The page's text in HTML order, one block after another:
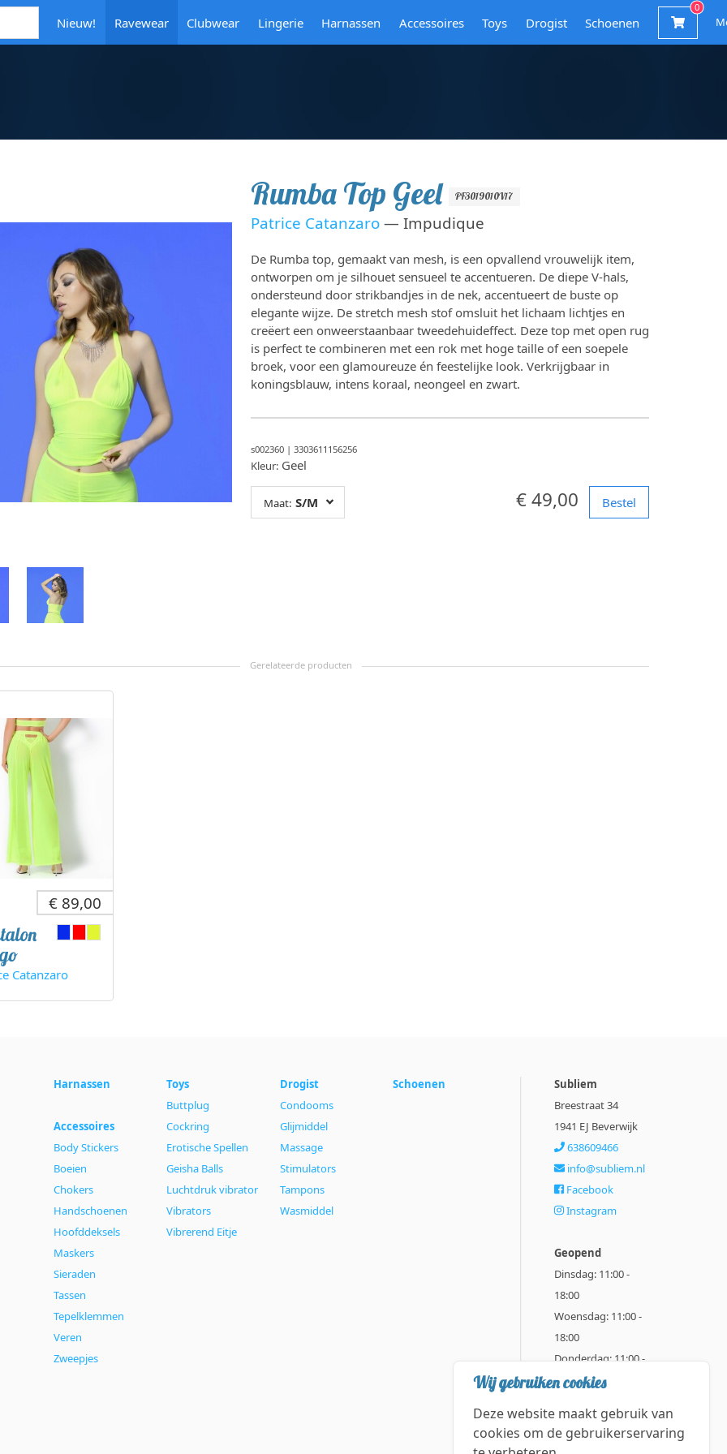
Nieuw! Ravewear Clubwear Lingerie Harnassen Accessoires Toys Drogist Schoenen
Rumba Top Geel PF3019010V17
Patrice Catanzaro— Impudique
De Rumba top, gemaakt van mesh, is een opvallend vrouwelijk item,
ontworpen om je silhouet sensueel te accentueren. De diepe V-hals,
ondersteund door strikbandjes in de nek, accentueert de buste op
elegante wijze. De stretch mesh stof omsluit het lichaam lichtjes en
creëert een onweerstaanbaar tweedehuideffect. Deze top met open rug
is perfect te combineren met een rok met hoge taille of een soepele
broek, voor een glamoureuze én feestelijke look. Verkrijgbaar in
koningsblauw, intens koraal, neongeel en zwart.
s002360 | 3303611156256
Kleur: Geel
Maat: S/M € 49,00 Bestel
€ 89,00
Catanzaro
Harnassen
Accessoires
Body Stickers
Boeien
Chokers
Handschoenen
Hoofddeksels
Maskers
Sieraden
Tassen
Tepelklemmen
Veren
Zweepjes
Toys
Buttplug
Cockring
Erotische Spellen
Geisha Balls
Luchtdruk vibrator
Vibrators
Vibrerend Eitje
Drogist
Condooms
Glijmiddel
Massage
Stimulators
Tampons
Wasmiddel
Schoenen
Subliem
Breestraat 34
1941 EJ Beverwijk
638609466
info@subliem.nl
Facebook
Instagram
Geopend
Dinsdag: 11:00 -
18:00
Woensdag: 11:00 -
18:00
Donderdag: 11:00 -
21:00
18:00
Zaterdag: 11:00 -
Wij gebruiken cookies
Deze website maakt gebruik van
cookies om de gebruikerservaring